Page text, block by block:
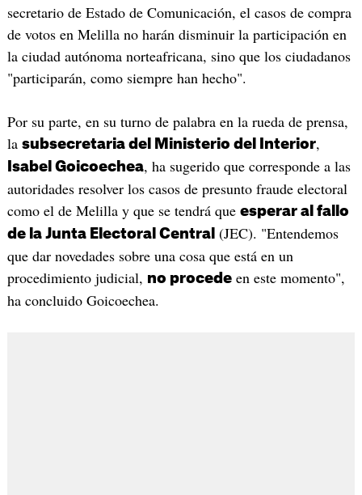
secretario de Estado de Comunicación, el casos de compra
de votos en Melilla no harán disminuir la participación en
la ciudad autónoma norteafricana, sino que los ciudadanos
"participarán, como siempre han hecho".
Por su parte, en su turno de palabra en la rueda de prensa,
la subsecretaria del Ministerio del Interior,
Isabel Goicoechea, ha sugerido que corresponde a las
autoridades resolver los casos de presunto fraude electoral
como el de Melilla y que se tendrá que esperar al fallo
de la Junta Electoral Central (JEC). "Entendemos
que dar novedades sobre una cosa que está en un
procedimiento judicial, no procedeen este momento",
ha concluido Goicoechea.